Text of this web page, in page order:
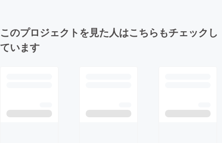
このプロジェクトを見た人はこちらもチェックし
ています